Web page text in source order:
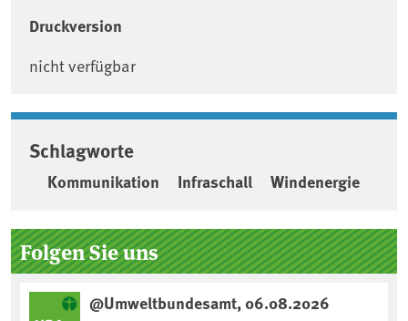
Druckversion
nicht verfügbar
Schlagworte
Kommunikation Infraschall Windenergie
Seitenleiste
Folgen Sie uns
@Umweltbundesamt, 06.08.2026